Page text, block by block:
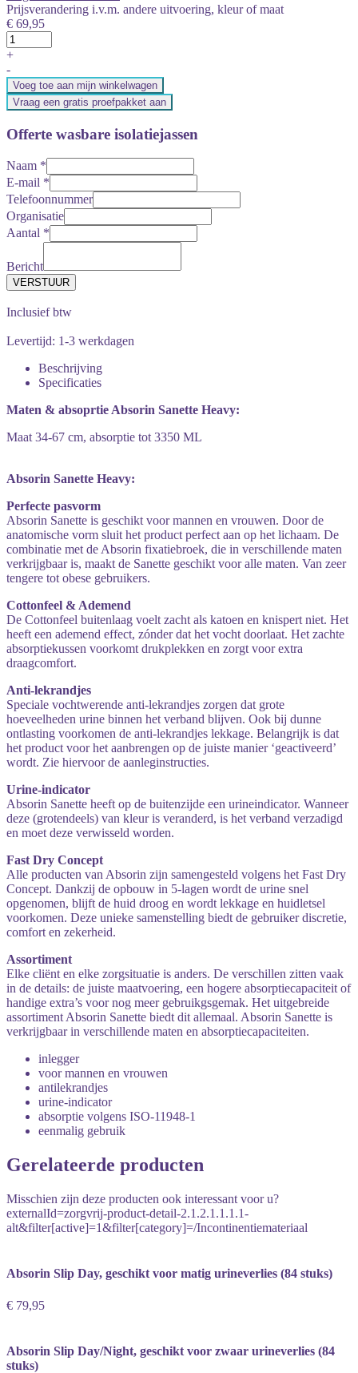
Prijsverandering i.v.m. andere uitvoering, kleur of maat
€ 69,95
+
-
Voeg toe aan mijn winkelwagen
Vraag een gratis proefpakket aan
Offerte wasbare isolatiejassen
Naam *
E-mail *
Telefoonnummer
Organisatie
Aantal *
Bericht
Inclusief btw
Levertijd: 1-3 werkdagen
Beschrijving
Specificaties
Maten & absoprtie Absorin Sanette Heavy:
Maat 34-67 cm, absorptie tot 3350 ML
Absorin Sanette Heavy:
Perfecte pasvorm
Absorin Sanette is geschikt voor mannen en vrouwen. Door de
anatomische vorm sluit het product perfect aan op het lichaam. De
combinatie met de Absorin fixatiebroek, die in verschillende maten
verkrijgbaar is, maakt de Sanette geschikt voor alle maten. Van zeer
tengere tot obese gebruikers.
Cottonfeel & Ademend
De Cottonfeel buitenlaag voelt zacht als katoen en knispert niet. Het
heeft een ademend effect, zónder dat het vocht doorlaat. Het zachte
absorptiekussen voorkomt drukplekken en zorgt voor extra
draagcomfort.
Anti-lekrandjes
Speciale vochtwerende anti-lekrandjes zorgen dat grote
hoeveelheden urine binnen het verband blijven. Ook bij dunne
ontlasting voorkomen de anti-lekrandjes lekkage. Belangrijk is dat
het product voor het aanbrengen op de juiste manier ‘geactiveerd’
wordt. Zie hiervoor de aanleginstructies.
Urine-indicator
Absorin Sanette heeft op de buitenzijde een urineindicator. Wanneer
deze (grotendeels) van kleur is veranderd, is het verband verzadigd
en moet deze verwisseld worden.
Fast Dry Concept
Alle producten van Absorin zijn samengesteld volgens het Fast Dry
Concept. Dankzij de opbouw in 5-lagen wordt de urine snel
opgenomen, blijft de huid droog en wordt lekkage en huidletsel
voorkomen. Deze unieke samenstelling biedt de gebruiker discretie,
comfort en zekerheid.
Assortiment
Elke cliënt en elke zorgsituatie is anders. De verschillen zitten vaak
in de details: de juiste maatvoering, een hogere absorptiecapaciteit of
handige extra’s voor nog meer gebruikgsgemak. Het uitgebreide
assortiment Absorin Sanette biedt dit allemaal. Absorin Sanette is
verkrijgbaar in verschillende maten en absorptiecapaciteiten.
inlegger
voor mannen en vrouwen
antilekrandjes
urine-indicator
absorptie volgens ISO-11948-1
eenmalig gebruik
Gerelateerde producten
Misschien zijn deze producten ook interessant voor u?
externalId=zorgvrij-product-detail-2.1.2.1.1.1.1-
alt&filter[active]=1&filter[category]=/Incontinentiemateriaal
Absorin Slip Day, geschikt voor matig urineverlies (84 stuks)
€ 79,95
Absorin Slip Day/Night, geschikt voor zwaar urineverlies (84
stuks)